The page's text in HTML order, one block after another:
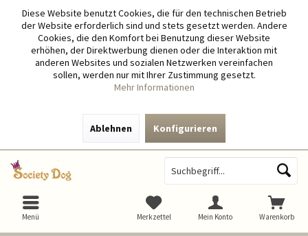
Diese Website benutzt Cookies, die für den technischen Betrieb
der Website erforderlich sind und stets gesetzt werden. Andere
Cookies, die den Komfort bei Benutzung dieser Website
erhöhen, der Direktwerbung dienen oder die Interaktion mit
anderen Websites und sozialen Netzwerken vereinfachen
sollen, werden nur mit Ihrer Zustimmung gesetzt.
Mehr Informationen
Ablehnen Konfigurieren
Warenkorb
Merkzettel Mein Konto
Menü